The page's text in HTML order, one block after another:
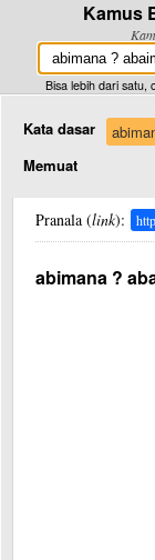
Kamus
Bisa lebih dari satu,
Kata dasar
Memuat
Pranala (link):
abimana ?